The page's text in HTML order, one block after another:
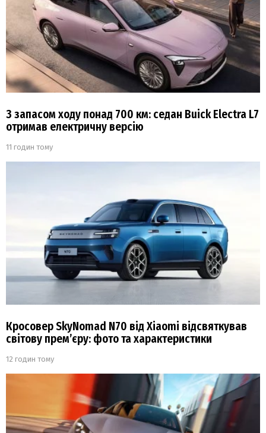
З запасом ходу понад 700 км: седан Buick Electra L7
отримав електричну версію
11 годин тому
Кросовер SkyNomad N70 від Xiaomi відсвяткував
світову прем’єру: фото та характеристики
12 годин тому